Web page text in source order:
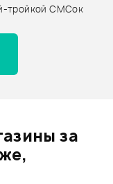
тройкой СМСок
за